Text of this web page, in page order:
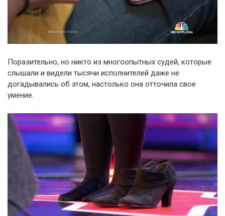
Поразительно, но никто из многоопытных судей, которые
слышали и видели тысячи исполнителей даже не
догадывались об этом, настолько она отточила свое
умение.